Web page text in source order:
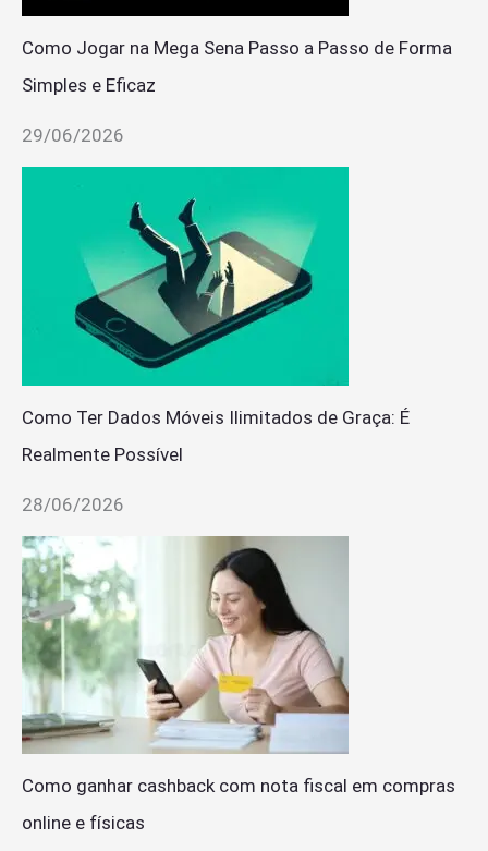
Como Jogar na Mega Sena Passo a Passo de Forma
Simples e Eficaz
29/06/2026
Como Ter Dados Móveis Ilimitados de Graça: É
Realmente Possível
28/06/2026
Como ganhar cashback com nota fiscal em compras
online e físicas